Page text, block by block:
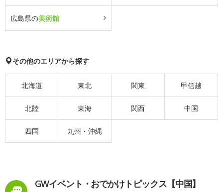
広島県の美術館
その他のエリアから探す
北海道 東北 関東 甲信越
北陸 東海 関西 中国
四国 九州・沖縄
GWイベント・おでかけトピックス【中国】